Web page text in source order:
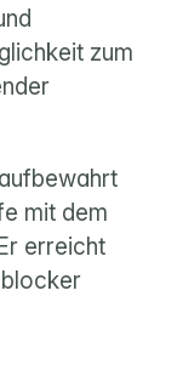
zum
mit dem
erreicht